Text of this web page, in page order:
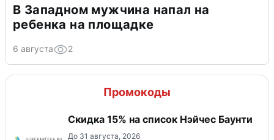
В Западном мужчина напал на
ребенка на площадке
6 августа 2
Промокоды
Скидка 15% на список Нэйчес Баунти
До 31 августа, 2026